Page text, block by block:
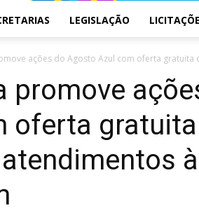
LEGISLAÇÃO
ações do Agosto Azul com oferta gratuita
promove
oferta
à